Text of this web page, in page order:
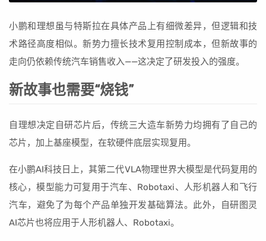
小鹏和理想虽与特斯拉在具体产品上有细微差异，但逻辑和技
术路径高度相似。新势力擅长技术复用控制成本，但新故事的
走向仍依赖传统汽车销售收入——这决定了研发投入的强度。
新故事也需要“烧钱”
自理想决定自研芯片后，传统三大造车新势力均拥有了自己的
芯片，加上基座模型，在软硬件底层实现复用。
在小鹏AI科技日上，其第二代VLA物理世界大模型是代码复用的
核心，模型能力可复用于汽车、Robotaxi、人形机器人和飞行
汽车，避免了为每个产品单独开发基础算法。此外，自研图灵
AI芯片也将应用于人形机器人、Robotaxi。